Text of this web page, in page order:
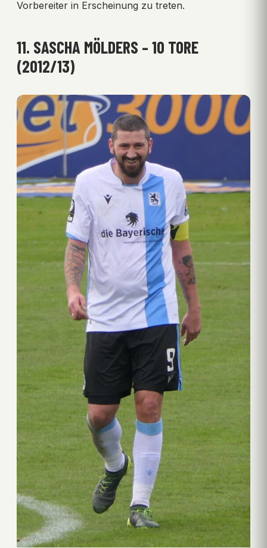
Vorbereiter in Erscheinung zu treten.
11. SASCHA MÖLDERS – 10 TORE
(2012/13)